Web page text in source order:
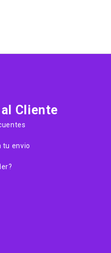
Cliente
tu envio